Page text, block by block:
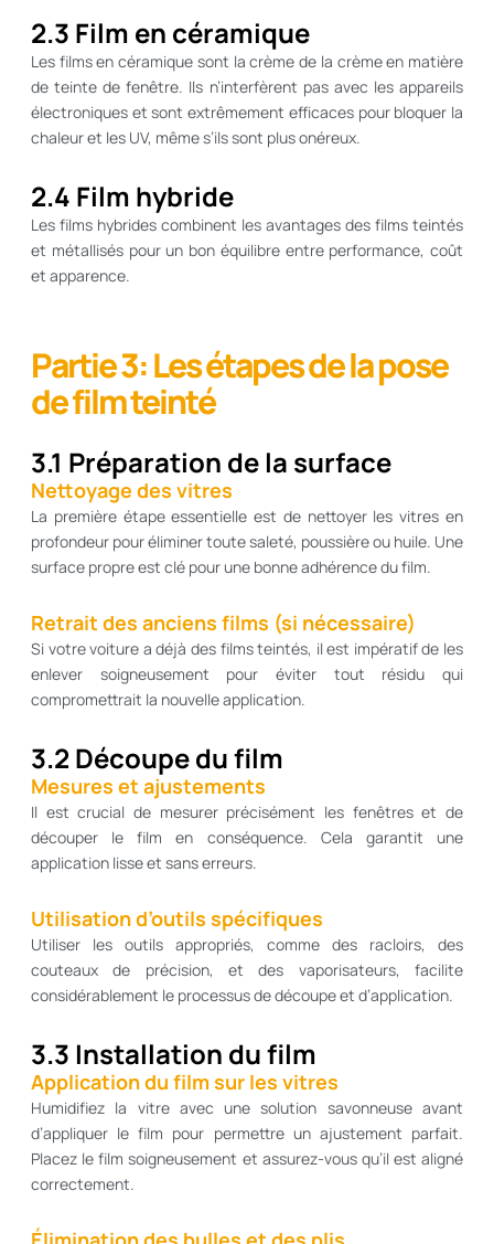
2.3 Film en céramique
Les films en céramique sont la crème de la crème en matière
de teinte de fenêtre. Ils n’interfèrent pas avec les appareils
électroniques et sont extrêmement efficaces pour bloquer la
chaleur et les UV, même s’ils sont plus onéreux.
2.4 Film hybride
Les films hybrides combinent les avantages des films teintés
et métallisés pour un bon équilibre entre performance, coût
et apparence.
Partie 3: Les étapes de la pose
de film teinté
3.1 Préparation de la surface
Nettoyage des vitres
La première étape essentielle est de nettoyer les vitres en
profondeur pour éliminer toute saleté, poussière ou huile. Une
surface propre est clé pour une bonne adhérence du film.
Retrait des anciens films (si nécessaire)
Si votre voiture a déjà des films teintés, il est impératif de les
enlever soigneusement pour éviter tout résidu qui
compromettrait la nouvelle application.
3.2 Découpe du film
Mesures et ajustements
Il est crucial de mesurer précisément les fenêtres et de
découper le film en conséquence. Cela garantit une
application lisse et sans erreurs.
Utilisation d’outils spécifiques
Utiliser les outils appropriés, comme des racloirs, des
couteaux de précision, et des vaporisateurs, facilite
considérablement le processus de découpe et d’application.
3.3 Installation du film
Application du film sur les vitres
Humidifiez la vitre avec une solution savonneuse avant
d’appliquer le film pour permettre un ajustement parfait.
Placez le film soigneusement et assurez-vous qu’il est aligné
correctement.